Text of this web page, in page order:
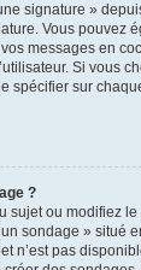
signature »
Vous pouvez
messages en
Si vous
spécifier sur
?
sujet ou modifiez le
sondage » situé
n’est pas